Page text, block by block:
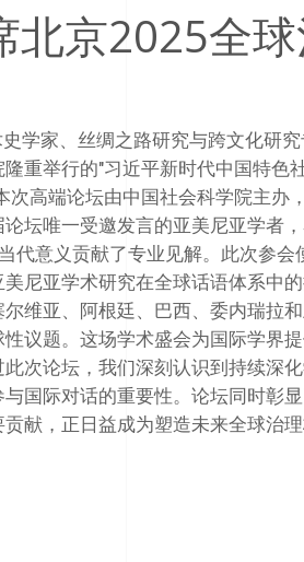
北京2025全
学家、丝绸之路研究与跨文化研
重举行的"习近平新时代中国特
次高端论坛由中国社会科学院主办
坛唯一受邀发言的亚美尼亚学者
代意义贡献了专业见解。此次参
尼亚学术研究在全球话语体系中
维亚、阿根廷、巴西、委内瑞拉
议题。这场学术盛会为国际学界
次论坛，我们深刻认识到持续深
国际对话的重要性。论坛同时彰
献，正日益成为塑造未来全球治